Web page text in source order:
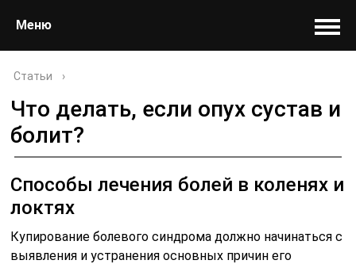
Меню
Статьи ›
Что делать, если опух сустав и
болит?
Способы лечения болей в коленях и
локтях
Купирование болевого синдрома должно начинаться с
выявления и устранения основных причин его